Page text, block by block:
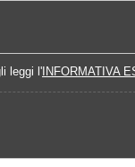
leggi l' INFORMATIVA
2025 Calendario